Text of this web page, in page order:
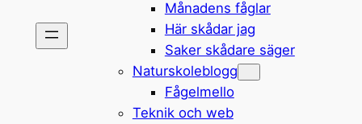
Månadens fåglar
Här skådar jag
Saker skådare säger
Naturskoleblogg
Fågelmello
Teknik och web